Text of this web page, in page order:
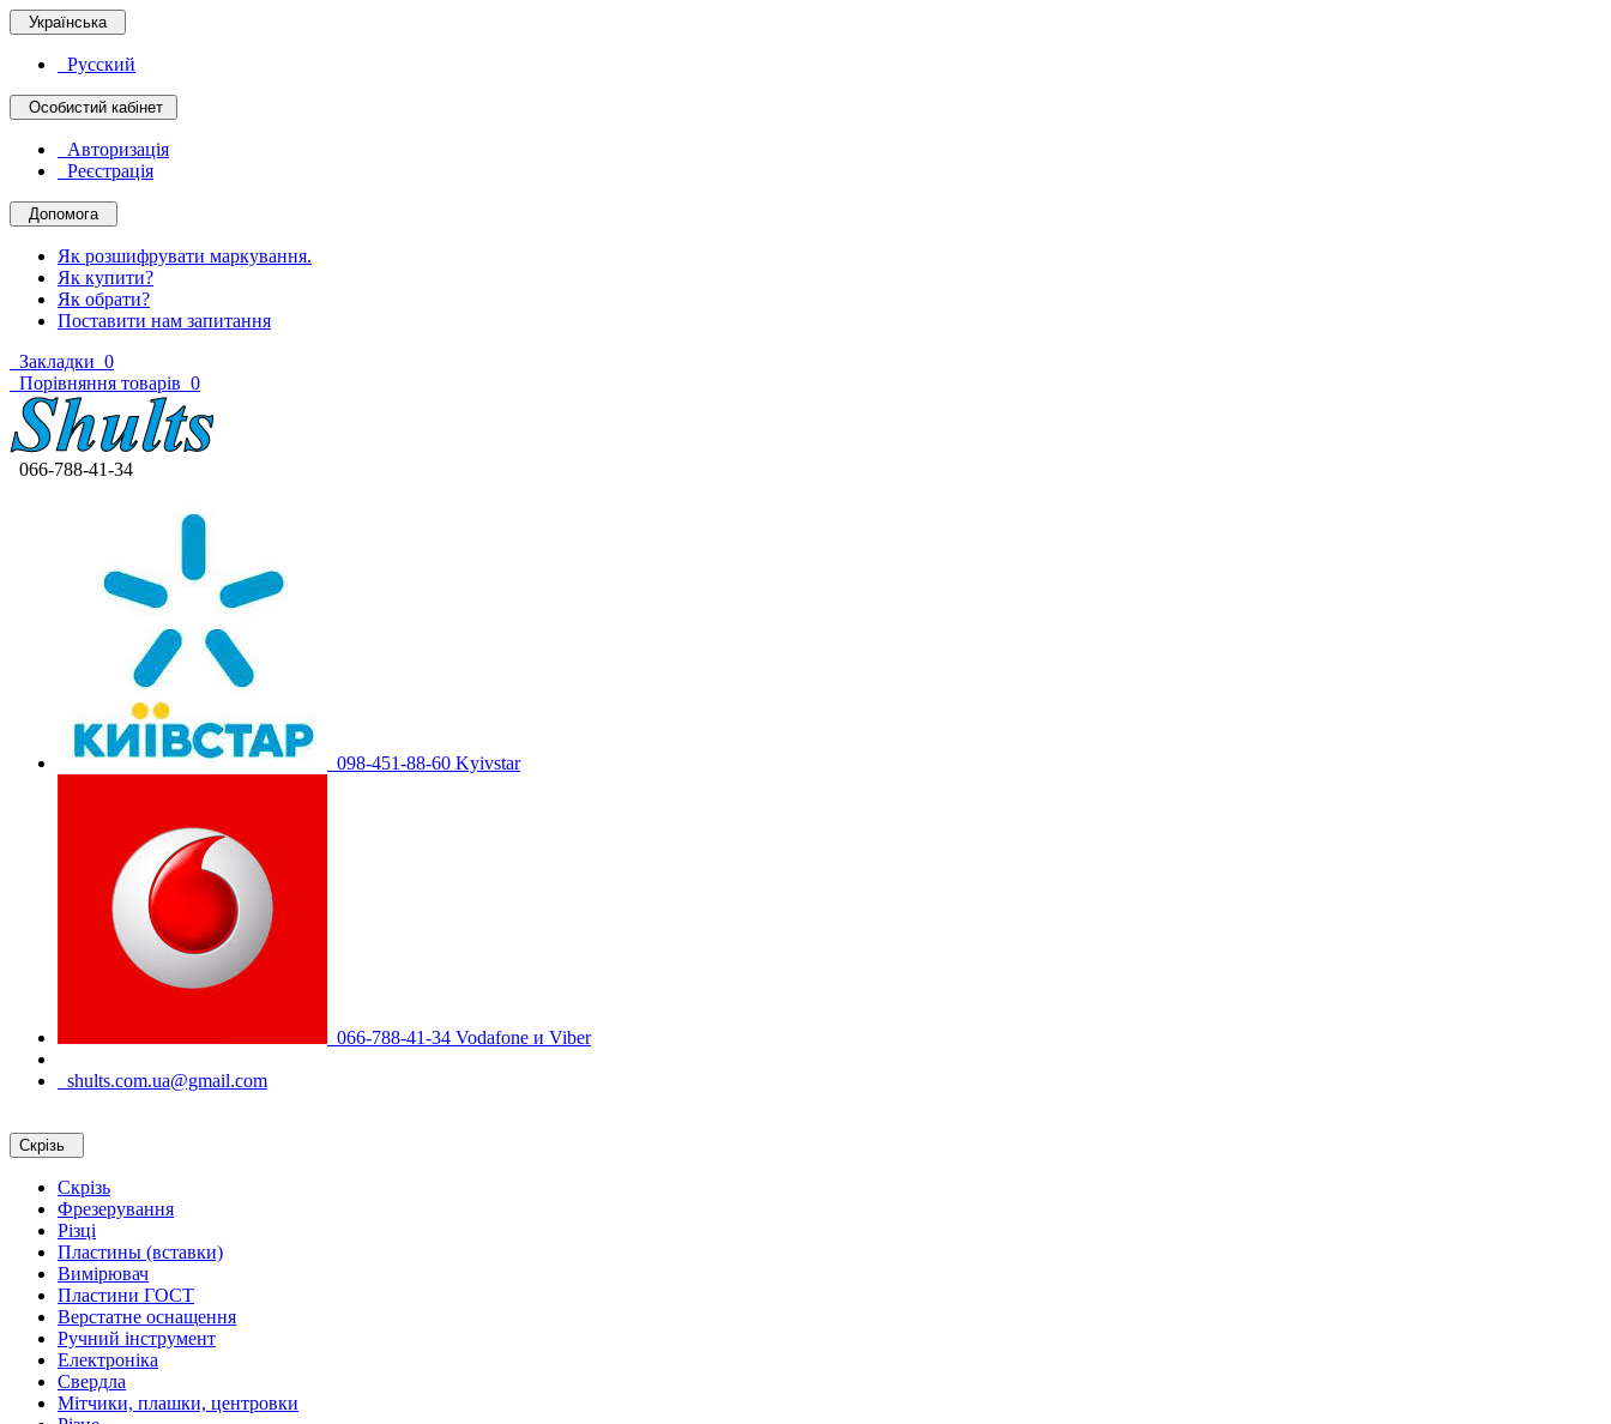
Українська
Русский
Особистий кабінет
Авторизація
Реєстрація
Допомога
Як розшифрувати маркування.
Як купити?
Як обрати?
Поставити нам запитання
Закладки 0
Порівняння товарів 0
066-788-41-34
098-451-88-60 Kyivstar
066-788-41-34 Vodafone и Viber
shults.com.ua@gmail.com
Скрізь
Скрізь
Фрезерування
Різці
Пластины (вставки)
Вимірювач
Пластини ГОСТ
Верстатне оснащення
Ручний інструмент
Електроніка
Свердла
Мітчики, плашки, центровки